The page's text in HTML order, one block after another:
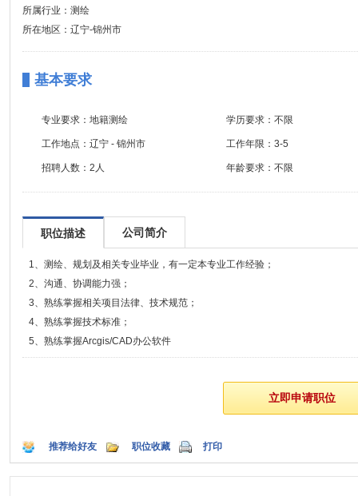
所属行业：测绘
所在地区：辽宁-锦州市
基本要求
专业要求： 地籍测绘 学历要求： 不限
工作地点： 辽宁 - 锦州市 工作年限： 3-5
招聘人数： 2人 年龄要求： 不限
职位描述 公司简介
1、测绘、规划及相关专业毕业，有一定本专业工作经验；
2、沟通、协调能力强；
3、熟练掌握相关项目法律、技术规范；
4、熟练掌握技术标准；
5、熟练掌握Arcgis/CAD办公软件
推荐给好友 职位收藏 打印